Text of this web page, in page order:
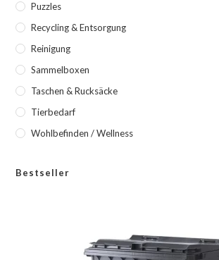
Puzzles
Recycling & Entsorgung
Reinigung
Sammelboxen
Taschen & Rucksäcke
Tierbedarf
Wohlbefinden / Wellness
Bestseller